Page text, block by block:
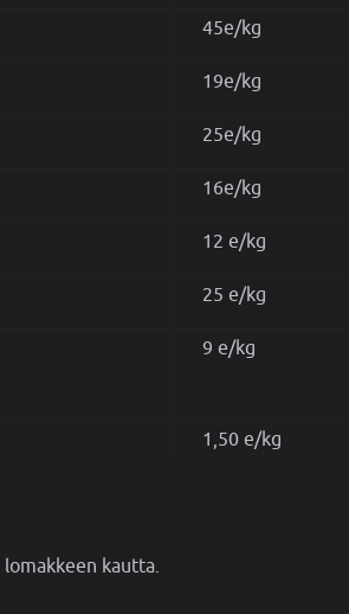
45e/kg
19e/kg
25e/kg
16e/kg
12 e/kg
25 e/kg
9 e/kg
1,50 e/kg
lomakkeen kautta.